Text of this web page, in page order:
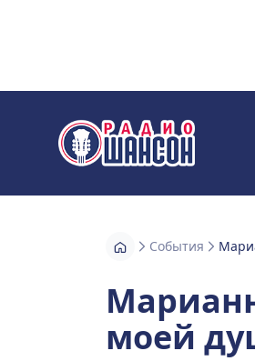
Радио Шансон
События
моей